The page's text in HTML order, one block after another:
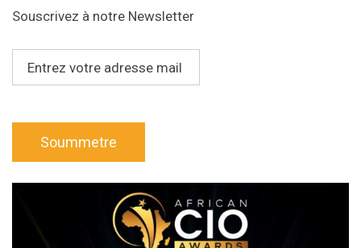
Souscrivez à notre Newsletter